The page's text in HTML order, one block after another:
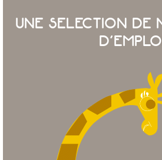
UNE SELECTION DE